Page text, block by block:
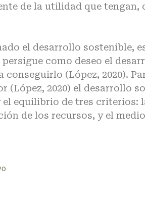
de la utilidad que tengan,
el desarrollo sostenible,
como deseo el
(López, 2020).
(López, 2020) el desarrollo
el equilibrio de tres criterios:
de los recursos, y el